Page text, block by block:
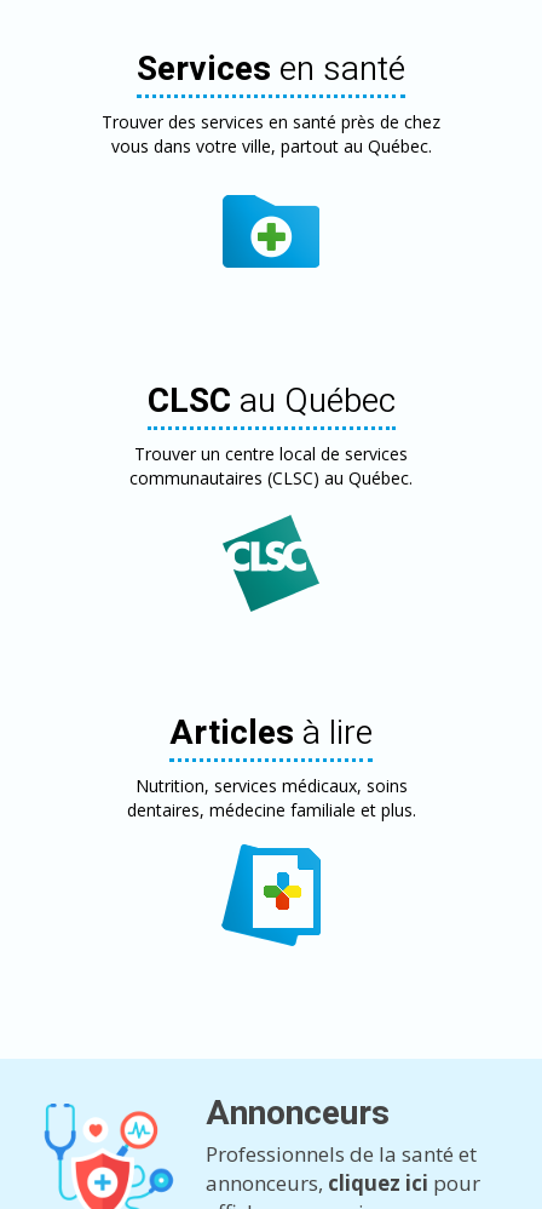
Services en santé
Trouver des services en santé près de chez
vous dans votre ville, partout au Québec.
CLSC au Québec
Trouver un centre local de services
communautaires (CLSC) au Québec.
Articles à lire
Nutrition, services médicaux, soins
dentaires, médecine familiale et plus.
Annonceurs
Professionnels de la santé et
annonceurs, cliquez ici pour